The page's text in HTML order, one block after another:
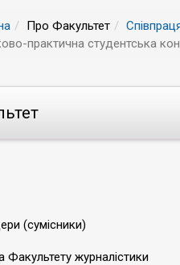
Про Факультет
практична студентська
(сумісники)
Факультету журналістики